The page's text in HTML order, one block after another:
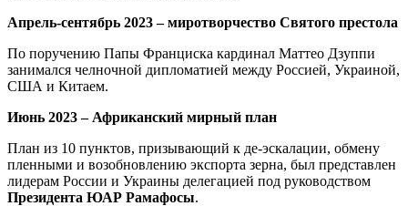
Апрель-сентябрь 2023 – миротворчество Святого престола
По поручению Папы Франциска кардинал Маттео Дзуппи
занимался челночной дипломатией между Россией, Украиной,
США и Китаем.
Июнь 2023 – Африканский мирный план
План из 10 пунктов, призывающий к де-эскалации, обмену
пленными и возобновлению экспорта зерна, был представлен
лидерам России и Украины делегацией под руководством
Президента ЮАР Рамафосы.